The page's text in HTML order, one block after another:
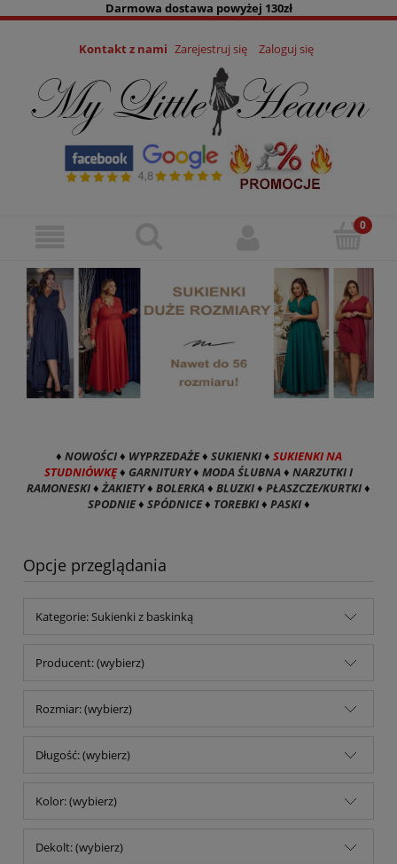
Darmowa dostawa powyżej 130zł
Kontakt z nami Zarejestruj się Zaloguj się
♦ NOWOŚCI♦ WYPRZEDAŻE♦ SUKIENKI♦ SUKIENKI NA
STUDNIÓWKĘ♦ GARNITURY♦ MODA ŚLUBNA♦ NARZUTKI I
RAMONESKI♦ŻAKIETY♦ BOLERKA♦ BLUZKI♦ PŁASZCZE/KURTKI♦
SPODNIE♦ SPÓDNICE♦ TOREBKI♦ PASKI♦
Opcje przeglądania
Kategorie: Sukienki z baskinką
Producent: (wybierz)
Rozmiar: (wybierz)
Długość: (wybierz)
Kolor: (wybierz)
Dekolt: (wybierz)